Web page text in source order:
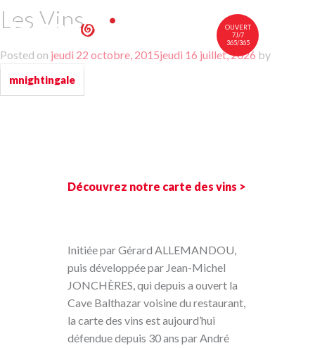
OUVERT
7J/7
365/365
À TABLE
Les Vins
Posted on jeudi 22 octobre, 2015jeudi 16 juillet, 2026 by
mnightingale
Découvrez notre carte des vins >
Initiée par Gérard ALLEMANDOU,
puis développée par Jean-Michel
JONCHÈRES, qui depuis a ouvert la
Cave Balthazar voisine du restaurant,
la carte des vins est aujourd’hui
défendue depuis 30 ans par André